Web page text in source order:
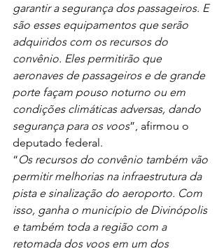
garantir a segurança dos passageiros. E
são esses equipamentos que serão
adquiridos com os recursos do
convênio. Eles permitirão que
aeronaves de passageiros e de grande
porte façam pouso noturno ou em
condições climáticas adversas, dando
segurança para os voos”, afirmou o
deputado federal.
“Os recursos do convênio também vão
permitir melhorias na infraestrutura da
pista e sinalização do aeroporto. Com
isso, ganha o município de Divinópolis
e também toda a região com a
retomada dos voos em um dos